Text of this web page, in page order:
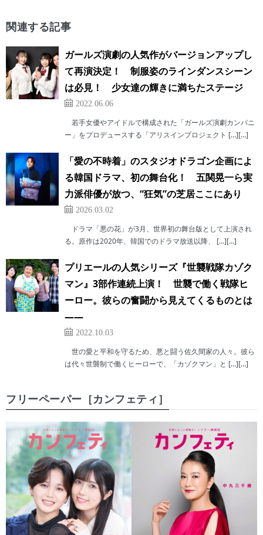
関連する記事
ガールズ演劇の人気作がバージョンアップし
て再演決定！ 制服姿のラインダンスシーン
は必見！ 少女達の輝きに満ちたステージ
2022.06.06
若手女優やアイドルで構成された「ガールズ演劇カンパニ
ー」をプロデュースする「アリスインプロジェクト […][…]
「愛の不時着」のスタジオドラゴン企画によ
る韓国ドラマ、初の舞台化！ 五関晃一ら実
力派俳優が放つ、“狂気”の芝居ここにあり
2026.03.02
ドラマ「悪の花」が3月、世界初の舞台版として上演され
る。原作は2020年、韓国でのドラマ放送以降、 […][…]
プリエールの人気シリーズ『世襲戦隊カゾク
マン』3部作連続上演！ 世襲で働く戦隊ヒ
ーロー。彼らの奮闘から見えてくるものとは
――
2022.10.03
世の愛と平和を守るため、悪と闘う佐久間家の人々。彼ら
は代々世襲制で働くヒーローで、「カゾクマン」と […][…]
フリーペーパー［カンフェティ］